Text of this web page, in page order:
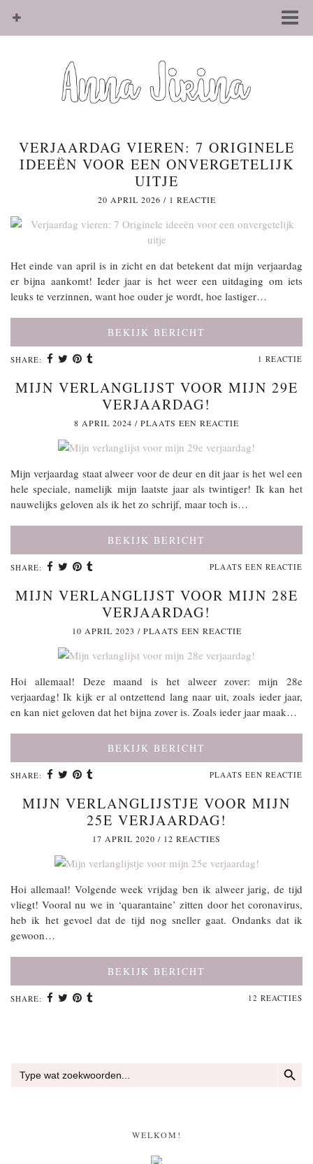
VERJAARDAG VIEREN: 7 ORIGINELE
IDEEËN VOOR EEN ONVERGETELIJK
UITJE
20 APRIL 2026 / 1 REACTIE
Het einde van april is in zicht en dat betekent dat mijn verjaardag
er bijna aankomt! Ieder jaar is het weer een uitdaging om iets
leuks te verzinnen, want hoe ouder je wordt, hoe lastiger…
BEKIJK BERICHT
SHARE: 1 REACTIE
MIJN VERLANGLIJST VOOR MIJN 29E
VERJAARDAG!
8 APRIL 2024 / PLAATS EEN REACTIE
Mijn verjaardag staat alweer voor de deur en dit jaar is het wel een
hele speciale, namelijk mijn laatste jaar als twintiger! Ik kan het
nauwelijks geloven als ik het zo schrijf, maar toch is…
BEKIJK BERICHT
SHARE: PLAATS EEN REACTIE
MIJN VERLANGLIJST VOOR MIJN 28E
VERJAARDAG!
10 APRIL 2023 / PLAATS EEN REACTIE
Hoi allemaal! Deze maand is het alweer zover: mijn 28e
verjaardag! Ik kijk er al ontzettend lang naar uit, zoals ieder jaar,
en kan niet geloven dat het bijna zover is. Zoals ieder jaar maak…
BEKIJK BERICHT
SHARE: PLAATS EEN REACTIE
MIJN VERLANGLIJSTJE VOOR MIJN
25E VERJAARDAG!
17 APRIL 2020 / 12 REACTIES
Hoi allemaal! Volgende week vrijdag ben ik alweer jarig, de tijd
vliegt! Vooral nu we in ‘quarantaine’ zitten door het coronavirus,
heb ik het gevoel dat de tijd nog sneller gaat. Ondanks dat ik
gewoon…
BEKIJK BERICHT
SHARE: 12 REACTIES
naar:
WELKOM!